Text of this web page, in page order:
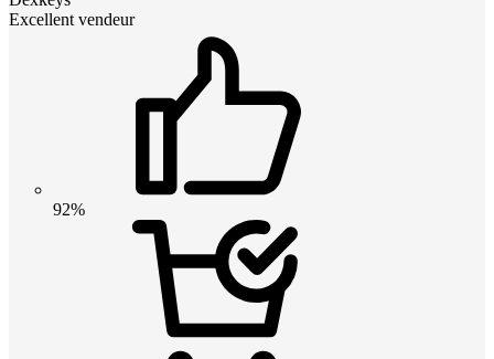
Excellent vendeur
92%